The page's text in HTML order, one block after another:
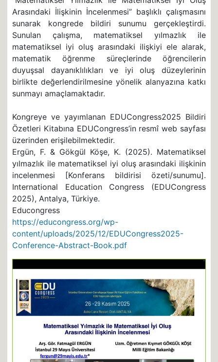
Arasındaki İlişkinin İncelenmesi” başlıklı çalışmasını
sunarak kongrede bildiri sunumu gerçekleştirdi.
Sunulan çalışma, matematiksel yılmazlık ile
matematiksel iyi oluş arasındaki ilişkiyi ele alarak,
matematik öğrenme süreçlerinde öğrencilerin
duyuşsal dayanıklılıkları ve iyi oluş düzeylerinin
birlikte değerlendirilmesine yönelik alanyazına katkı
sunmayı amaçlamaktadır.
Kongreye ve yayımlanan EDUCongress2025 Bildiri
Özetleri Kitabına EDUCongress’in resmî web sayfası
üzerinden erişilebilmektedir.
Ergün, F. & Gökgül Köşe, K. (2025). Matematiksel
yılmazlık ile matematiksel iyi oluş arasındaki ilişkinin
incelenmesi [Konferans bildirisi özeti/sunumu].
International Education Congress (EDUCongress
2025), Antalya, Türkiye.
Educongress
https://educongress.org/wp-
content/uploads/2025/12/EDUCongress2025-
Conference-Abstract-Book.pdf